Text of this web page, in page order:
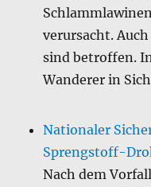
verursacht.
sind betroffen.
Wanderer in
Nationaler
Sprengstoff-
Nach dem